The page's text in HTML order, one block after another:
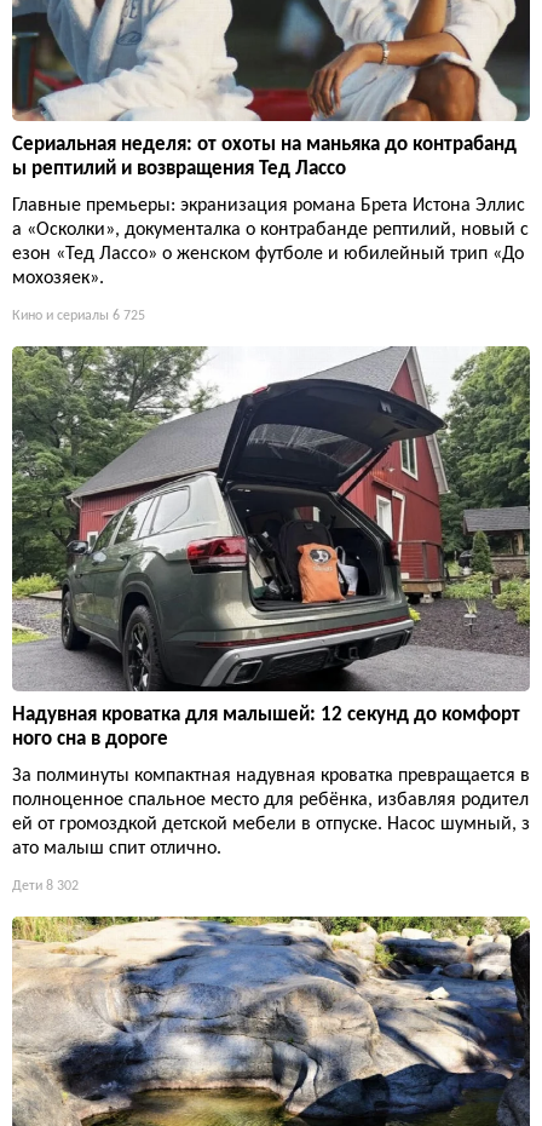
Сериальная неделя: от охоты на маньяка до контрабанд
ы рептилий и возвращения Тед Лассо
Главные премьеры: экранизация романа Брета Истона Эллис
а «Осколки», документалка о контрабанде рептилий, новый с
езон «Тед Лассо» о женском футболе и юбилейный трип «До
мохозяек».
Кино и сериалы 6 725
Надувная кроватка для малышей: 12 секунд до комфорт
ного сна в дороге
За полминуты компактная надувная кроватка превращается в
полноценное спальное место для ребёнка, избавляя родител
ей от громоздкой детской мебели в отпуске. Насос шумный, з
ато малыш спит отлично.
Дети 8 302